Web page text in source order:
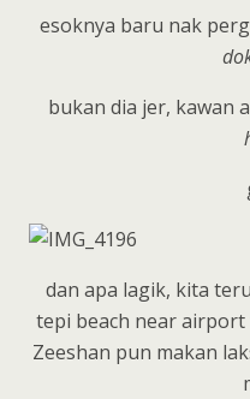
esoknya baru nak
bukan dia jer, kawan
dan apa lagik, kita
tepi beach near
Zeeshan pun makan